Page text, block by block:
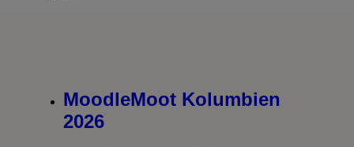
MoodleMoot Kolumbien
2026